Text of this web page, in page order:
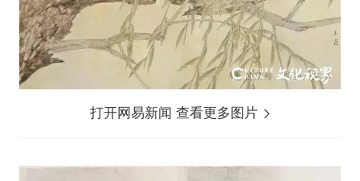
打开网易新闻 查看更多图片